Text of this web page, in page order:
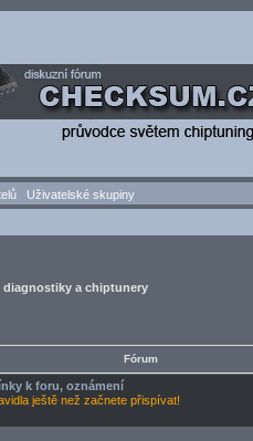
Uživatelské skupiny
a chiptunery
Fórum
k foru, oznámení
ještě než začnete přispívat!